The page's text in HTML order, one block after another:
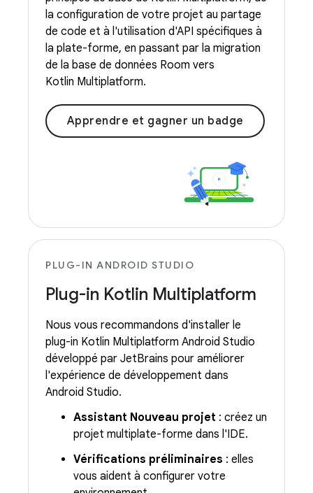
la configuration de votre projet au partage
de code et à l'utilisation d'API spécifiques à
la plate-forme, en passant par la migration
de la base de données Room vers
Kotlin Multiplatform.
Apprendre et gagner un badge
PLUG-IN ANDROID STUDIO
Plug-in Kotlin Multiplatform
Nous vous recommandons d'installer le
plug-in Kotlin Multiplatform Android Studio
développé par JetBrains pour améliorer
l'expérience de développement dans
Android Studio.
Assistant Nouveau projet : créez un
projet multiplate-forme dans l'IDE.
Vérifications préliminaires : elles
vous aident à configurer votre